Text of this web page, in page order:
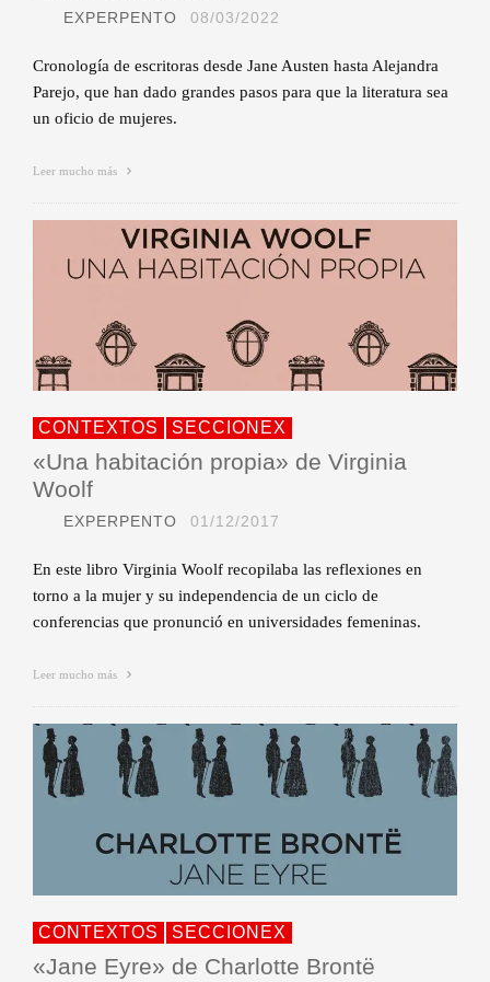
EXPERPENTO 08/03/2022
Cronología de escritoras desde Jane Austen hasta Alejandra
Parejo, que han dado grandes pasos para que la literatura sea
un oficio de mujeres.
Leer mucho más
CONTEXTOS SECCIONEX
«Una habitación propia» de Virginia
Woolf
EXPERPENTO 01/12/2017
En este libro Virginia Woolf recopilaba las reflexiones en
torno a la mujer y su independencia de un ciclo de
conferencias que pronunció en universidades femeninas.
Leer mucho más
CONTEXTOS SECCIONEX
«Jane Eyre» de Charlotte Brontë